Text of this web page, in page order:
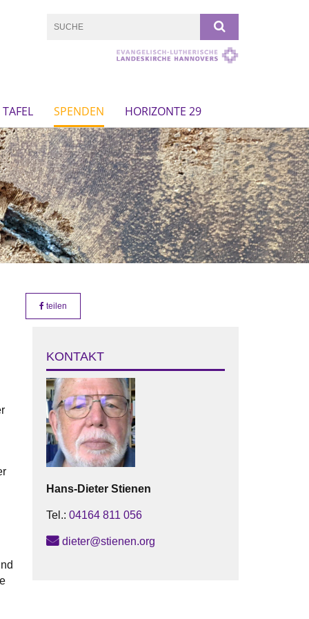
TAFEL SPENDEN HORIZONTE 29
teilen
KONTAKT
Hans-Dieter Stienen
Tel.: 04164 811 056
dieter@stienen.org